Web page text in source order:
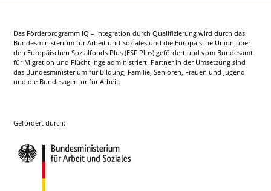
Das Förderprogramm IQ – Integration durch Qualifizierung wird durch das
Bundesministerium für Arbeit und Soziales und die Europäische Union über
den Europäischen Sozialfonds Plus (ESF Plus) gefördert und vom Bundesamt
für Migration und Flüchtlinge administriert. Partner in der Umsetzung sind
das Bundesministerium für Bildung, Familie, Senioren, Frauen und Jugend
und die Bundesagentur für Arbeit.
Gefördert durch: